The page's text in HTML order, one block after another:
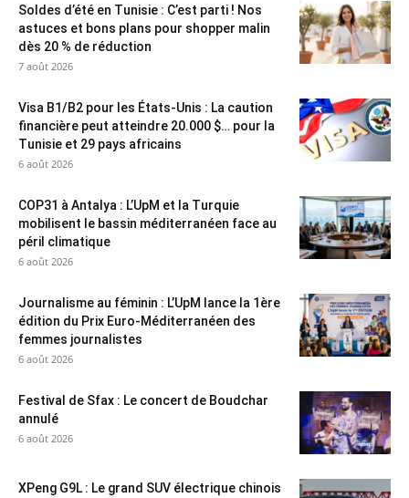
Soldes d’été en Tunisie : C’est parti ! Nos
astuces et bons plans pour shopper malin
dès 20 % de réduction
7 août 2026
Visa B1/B2 pour les États-Unis : La caution
financière peut atteindre 20.000 $… pour la
Tunisie et 29 pays africains
6 août 2026
COP31 à Antalya : L’UpM et la Turquie
mobilisent le bassin méditerranéen face au
péril climatique
6 août 2026
Journalisme au féminin : L’UpM lance la 1ère
édition du Prix Euro-Méditerranéen des
femmes journalistes
6 août 2026
Festival de Sfax : Le concert de Boudchar
annulé
6 août 2026
XPeng G9L : Le grand SUV électrique chinois